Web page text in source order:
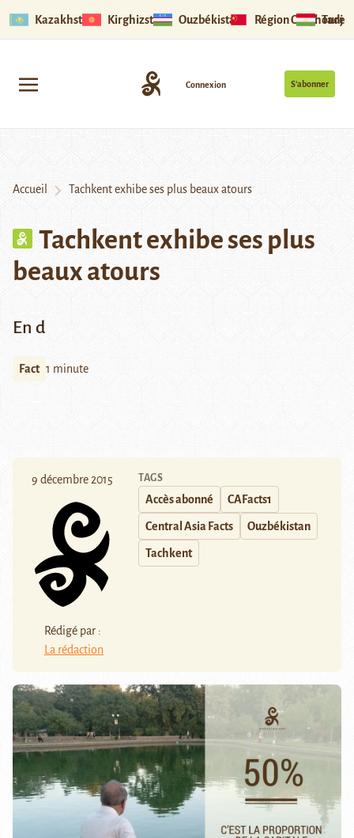
Kazakhstan Kirghizstan Ouzbékistan Région Ouïghoure
S’abonner
Connexion
Accueil Tachkent exhibe ses plus beaux atours
Tachkent exhibe ses plus
beaux atours
En d
Fact 1 minute
9 décembre 2015
Rédigé par :
La rédaction
TAGS
Accès abonné CAFacts1
Central Asia Facts Ouzbékistan
Tachkent